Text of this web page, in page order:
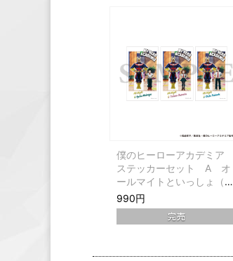
僕のヒーローアカデミア
ステッカーセット A オ
ールマイトといっしょ（緑
谷&麗日&轟）
990円